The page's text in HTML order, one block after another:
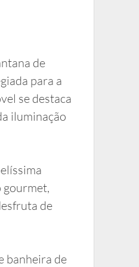
de
para a
se destaca
iluminação
gourmet,
de
banheira de